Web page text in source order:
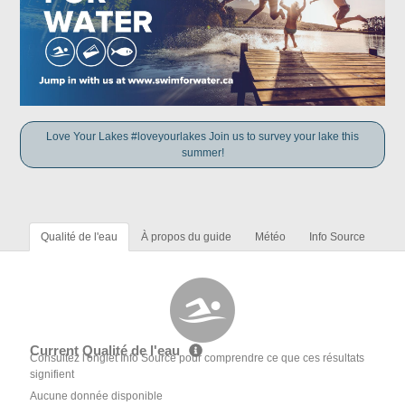
Love Your Lakes #loveyourlakes Join us to survey your lake this
summer!
Qualité de l'eau À propos du guide Météo Info Source
Current Qualité de l'eau
Consultez l'onglet Info Source pour comprendre ce que ces résultats
signifient
Aucune donnée disponible